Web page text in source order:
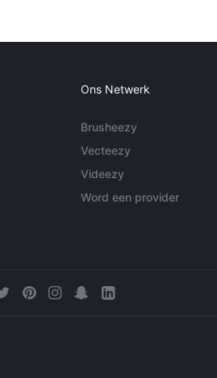
Ons Netwerk
Brusheezy
Vecteezy
Videezy
Word een provider